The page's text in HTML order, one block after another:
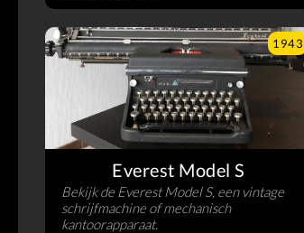
1943
Everest Model S
Bekijk de Everest Model S, een vintage
schrijfmachine of mechanisch
kantoorapparaat.